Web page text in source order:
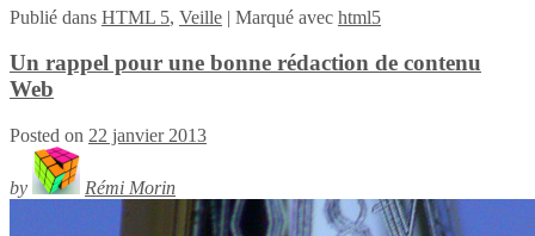
Publié dans HTML 5, Veille | Marqué avec html5
Un rappel pour une bonne rédaction de contenu
Web
Posted on 22 janvier 2013
by Rémi Morin